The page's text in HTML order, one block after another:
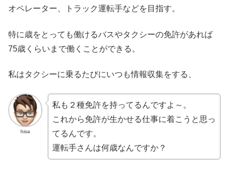
オペレーター、トラック運転手などを目指す。
特に歳をとっても働けるバスやタクシーの免許があれば
75歳くらいまで働くことができる。
私はタクシーに乗るたびにいつも情報収集をする、
hisa
私も２種免許を持ってるんですよ～。
これから免許が生かせる仕事に着こうと思っ
てるんです。
運転手さんは何歳なんですか？